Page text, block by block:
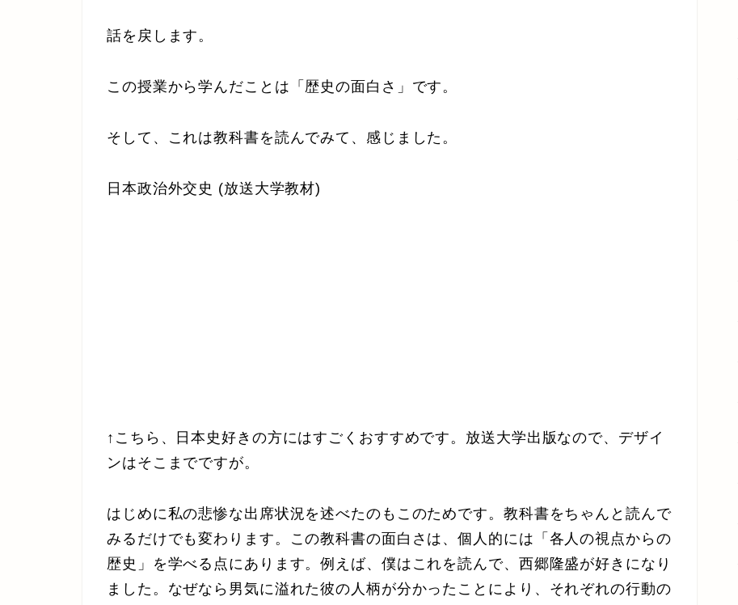
話を戻します。
この授業から学んだことは「歴史の面白さ」です。
そして、これは教科書を読んでみて、感じました。
日本政治外交史 (放送大学教材)
↑こちら、日本史好きの方にはすごくおすすめです。放送大学出版なので、デザイ
ンはそこまでですが。
はじめに私の悲惨な出席状況を述べたのもこのためです。教科書をちゃんと読んで
みるだけでも変わります。この教科書の面白さは、個人的には「各人の視点からの
歴史」を学べる点にあります。例えば、僕はこれを読んで、西郷隆盛が好きになり
ました。なぜなら男気に溢れた彼の人柄が分かったことにより、それぞれの行動の